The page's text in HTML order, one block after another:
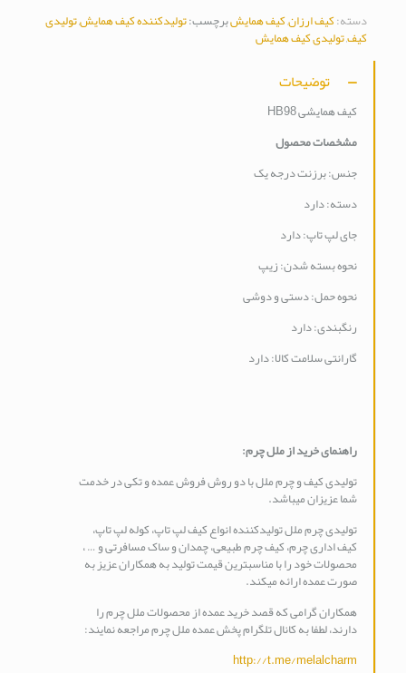
دسته:کیف ارزان,کیف همایشبرچسب:تولیدکننده کیف همایش,تولیدی
کیف,تولیدی کیف همایش
توضیحات
کیف همایشی HB98
مشخصات محصول
جنس: برزنت درجه یک
دسته: دارد
جای لپ تاپ: دارد
نحوه بسته شدن: زیپ
نحوه حمل: دستی و دوشی
رنگبندی: دارد
گارانتی سلامت کالا: دارد
راهنمای خرید از ملل چرم:
تولیدی کیف و چرم ملل با دو روش فروش عمده و تکی در خدمت
شما عزیزان میباشد.
تولیدی چرم ملل تولیدکننده انواع کیف لپ تاپ، کوله لپ تاپ،
کیف اداری چرم، کیف چرم طبیعی، چمدان و ساک مسافرتی و … ،
محصولات خود را با مناسبترین قیمت تولید به همکاران عزیز به
صورت عمده ارائه میکند.
همکاران گرامی که قصد خرید عمده از محصولات ملل چرم را
دارند، لطفا به کانال تلگرام پخش عمده ملل چرم مراجعه نمایند:
http://t.me/melalcharm